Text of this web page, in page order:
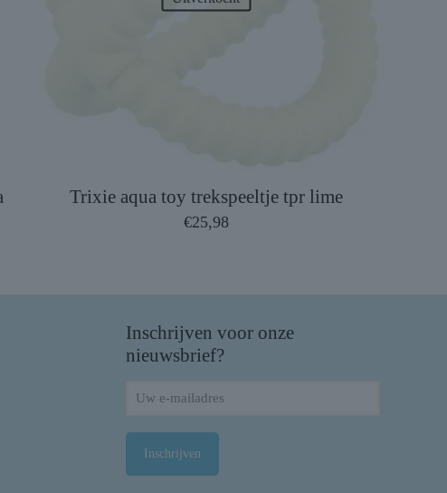
Trixie aqua toy trekspeeltje tpr lime
€25,98
Inschrijven voor onze
nieuwsbrief?